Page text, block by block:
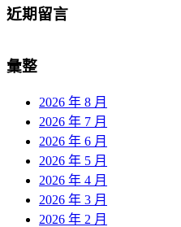
近期留言
彙整
2026 年 8 月
2026 年 7 月
2026 年 6 月
2026 年 5 月
2026 年 4 月
2026 年 3 月
2026 年 2 月